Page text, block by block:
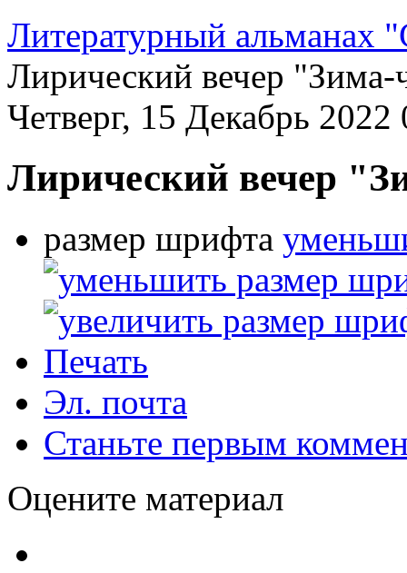
Литературный альманах
Лирический вечер
Четверг, 15 Декабрь 2022
Лирический вечер
размер шрифта
Печать
Эл. почта
Станьте первым
Оцените материал